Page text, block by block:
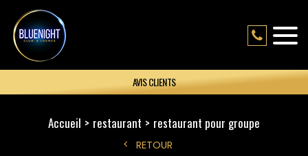
AVIS CLIENTS
Accueil restaurant restaurant pour groupe
RETOUR